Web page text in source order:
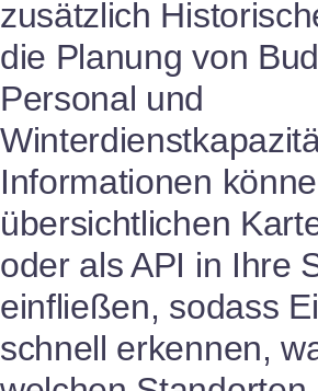
zusätzlich
die Planung von
Personal und
Informationen
übersichtlichen
oder als API in Ihre
einfließen, sodass
schnell erkennen,